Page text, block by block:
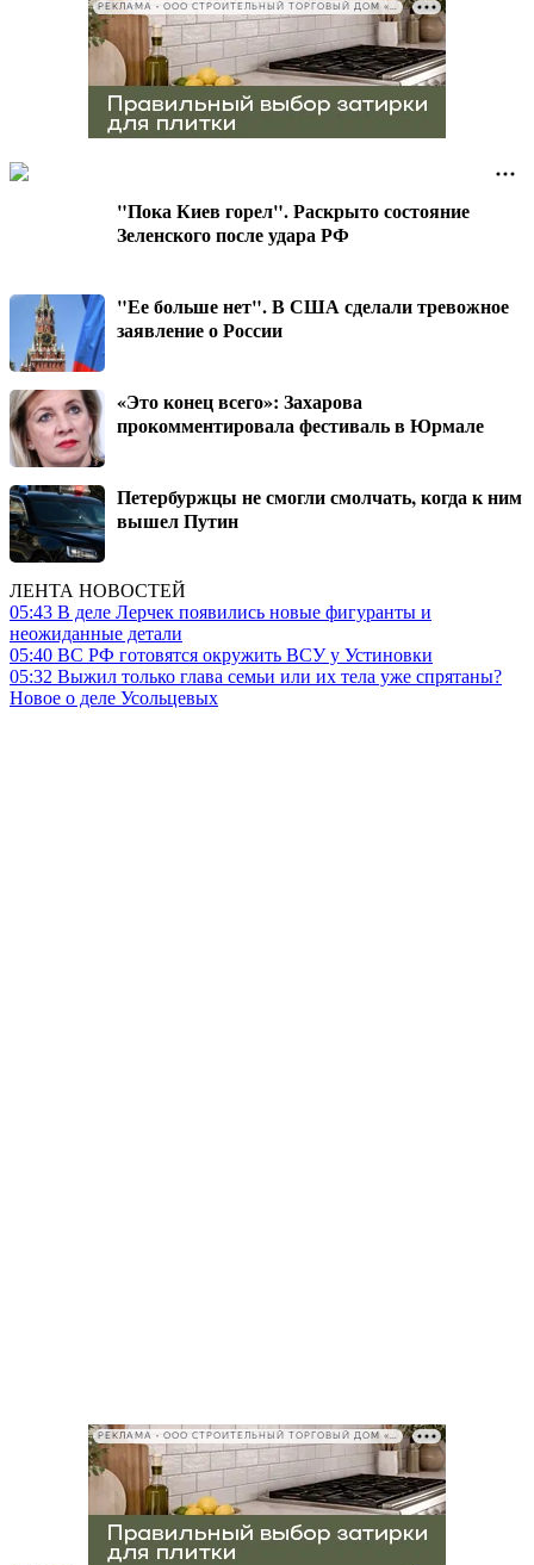
РЕКЛАМА • ООО СТРОИТЕЛЬНЫЙ ТОРГОВЫЙ ДОМ «ПЕТРОВИЧ», ИНН 7802348846
"Пока Киев горел". Раскрыто состояние
Зеленского после удара РФ
"Ее больше нет". В США сделали тревожное
заявление о России
«Это конец всего»: Захарова
прокомментировала фестиваль в Юрмале
Петербуржцы не смогли смолчать, когда к ним
вышел Путин
ЛЕНТА НОВОСТЕЙ
05:43 В деле Лерчек появились новые фигуранты и
неожиданные детали
05:40 ВС РФ готовятся окружить ВСУ у Устиновки
05:32 Выжил только глава семьи или их тела уже спрятаны?
Новое о деле Усольцевых
РЕКЛАМА • ООО СТРОИТЕЛЬНЫЙ ТОРГОВЫЙ ДОМ «ПЕТРОВИЧ», ИНН 7802348846